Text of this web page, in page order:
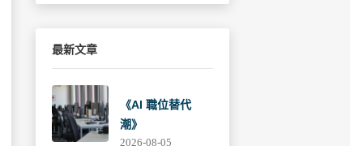
關
最新文章
《AI 職位替代
潮》
2026-08-05